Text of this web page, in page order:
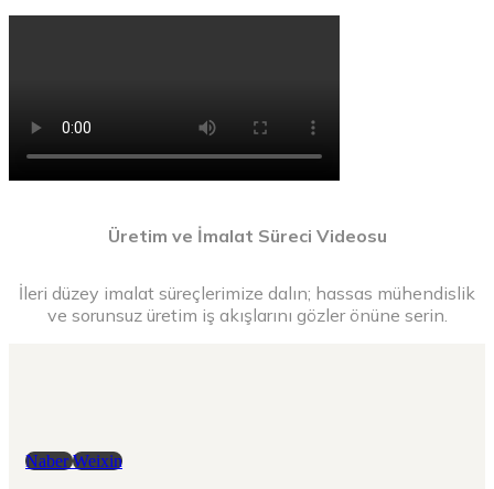
Üretim ve İmalat Süreci Videosu
İleri düzey imalat süreçlerimize dalın; hassas mühendislik
ve sorunsuz üretim iş akışlarını gözler önüne serin.
Naber Weixin